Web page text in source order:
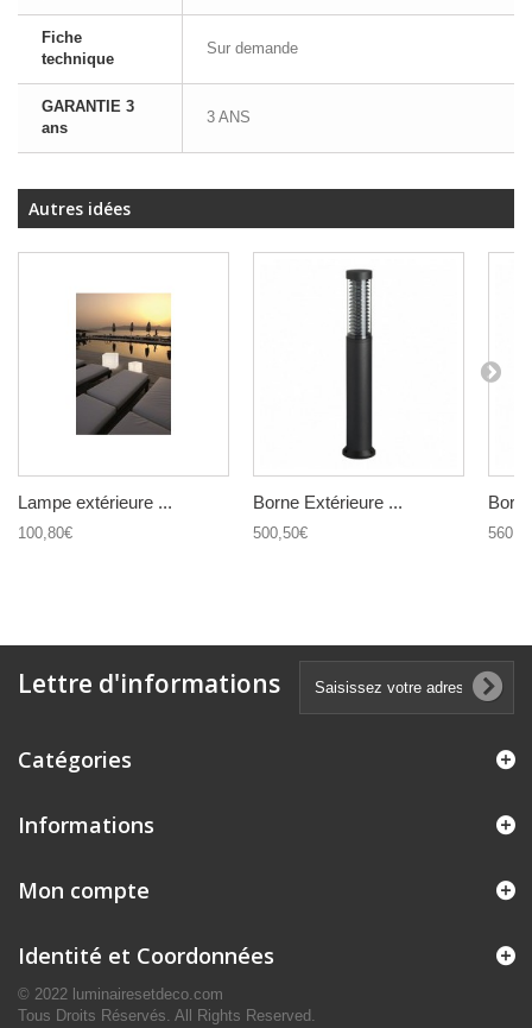
Fiche
technique
Sur demande
GARANTIE 3
ans
3 ANS
Autres idées
Lampe extérieure ...
100,80€
Borne Extérieure ...
500,50€
Lettre d'informations
Catégories
Informations
Mon compte
Identité et Coordonnées
© 2022 luminairesetdeco.com
Tous Droits Réservés. All Rights Reserved.